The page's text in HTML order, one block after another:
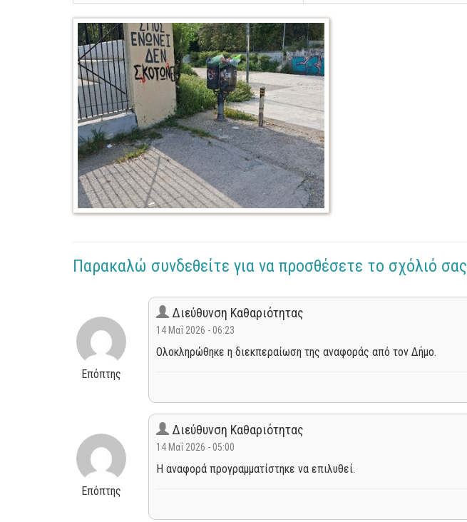
Παρακαλώ συνδεθείτε για να προσθέσετε το σχόλιό σας
Επόπτης
Διεύθυνση Καθαριότητας
14 Μαΐ 2026 - 06:23
Ολοκληρώθηκε η διεκπεραίωση της αναφοράς από τον Δήμο.
Επόπτης
Διεύθυνση Καθαριότητας
14 Μαΐ 2026 - 05:00
Η αναφορά προγραμματίστηκε να επιλυθεί.